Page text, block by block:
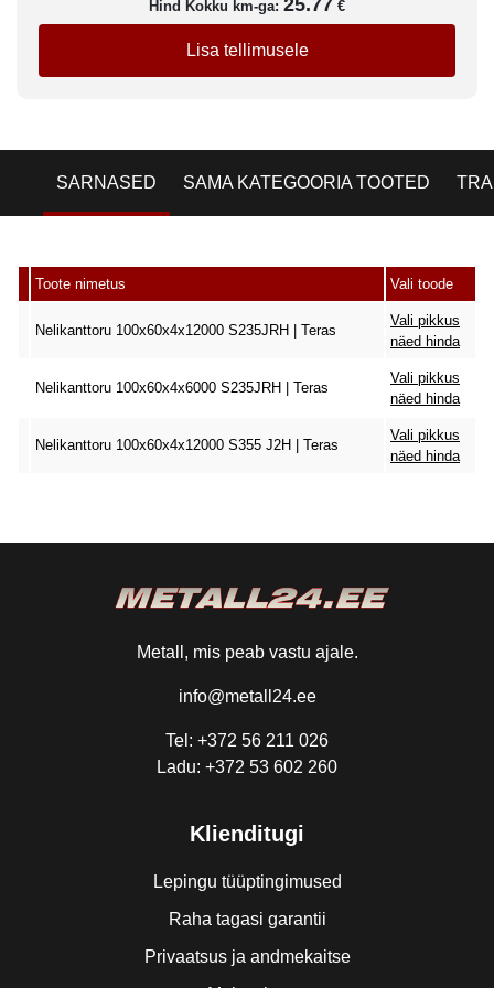
Hind Kokku km-ga: 25.77 €
Lisa tellimusele
SARNASED SAMA KATEGOORIA TOOTED
Toote nimetus Vali toode
Nelikanttoru 100x60x4x12000 S235JRH | Teras
Vali pikkus
näed hinda
Nelikanttoru 100x60x4x6000 S235JRH | Teras
Vali pikkus
näed hinda
Nelikanttoru 100x60x4x12000 S355 J2H | Teras
Vali pikkus
näed hinda
Metall, mis peab vastu ajale.
info@metall24.ee
Tel: +372 56 211 026
Ladu: +372 53 602 260
Klienditugi
Lepingu tüüptingimused
Raha tagasi garantii
Privaatsus ja andmekaitse